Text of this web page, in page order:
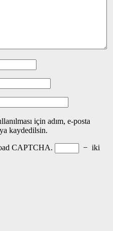
için adım, e-posta
kaydedilsin.
CAPTCHA.
− iki